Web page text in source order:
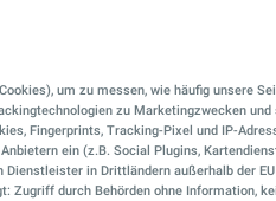
und
um zu messen, wie häufig unsere
zu Marketingzwecken
Fingerprints, Tracking-Pixel und IP-
ein (z.B. Social Plugins,
in Drittländern außerhalb der
Zugriff durch Behörden ohne Information,